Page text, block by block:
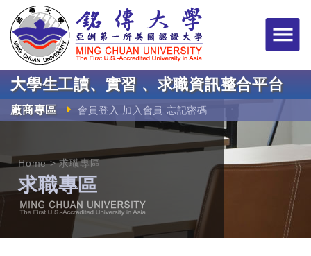
大學生工讀、實習 、求職資訊整合平台
廠商專區 會員登入 加入會員 忘記密碼
Home 求職專區
求職專區